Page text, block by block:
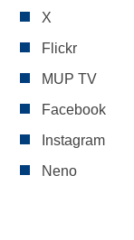
X
Flickr
MUP TV
Facebook
Instagram
Neno